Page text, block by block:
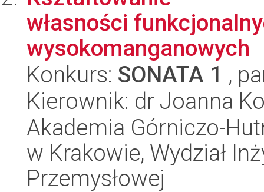
własności
wysokomanganowych
Konkurs: SONATA 1 ,
Kierownik: dr Joanna
Akademia Górniczo-
w Krakowie, Wydział
Przemysłowej